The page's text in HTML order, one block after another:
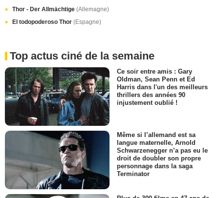
Thor - Der Allmächtige (Allemagne)
El todopoderoso Thor (Espagne)
Top actus ciné de la semaine
Ce soir entre amis : Gary
Oldman, Sean Penn et Ed
Harris dans l'un des meilleurs
thrillers des années 90
injustement oublié !
Même si l’allemand est sa
langue maternelle, Arnold
Schwarzenegger n’a pas eu le
droit de doubler son propre
personnage dans la saga
Terminator